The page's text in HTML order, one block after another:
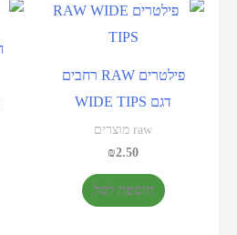
פילטרים RAW רחבים
דגם WIDE TIPS
raw מוצרים
₪2.50
הוספה לסל